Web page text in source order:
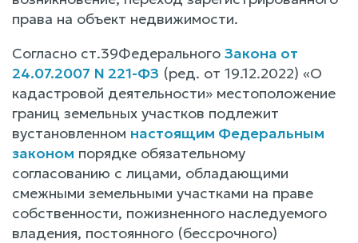
права на объект недвижимости.
Согласно ст.39Федерального Закона от
24.07.2007 N 221-ФЗ (ред. от 19.12.2022) «О
кадастровой деятельности» местоположение
границ земельных участков подлежит
вустановленном настоящим Федеральным
законом порядке обязательному
согласованию с лицами, обладающими
смежными земельными участками на праве
собственности, пожизненного наследуемого
владения, постоянного (бессрочного)